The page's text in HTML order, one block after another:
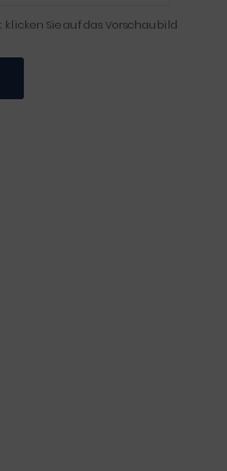
Sie auf das Vorschaubild